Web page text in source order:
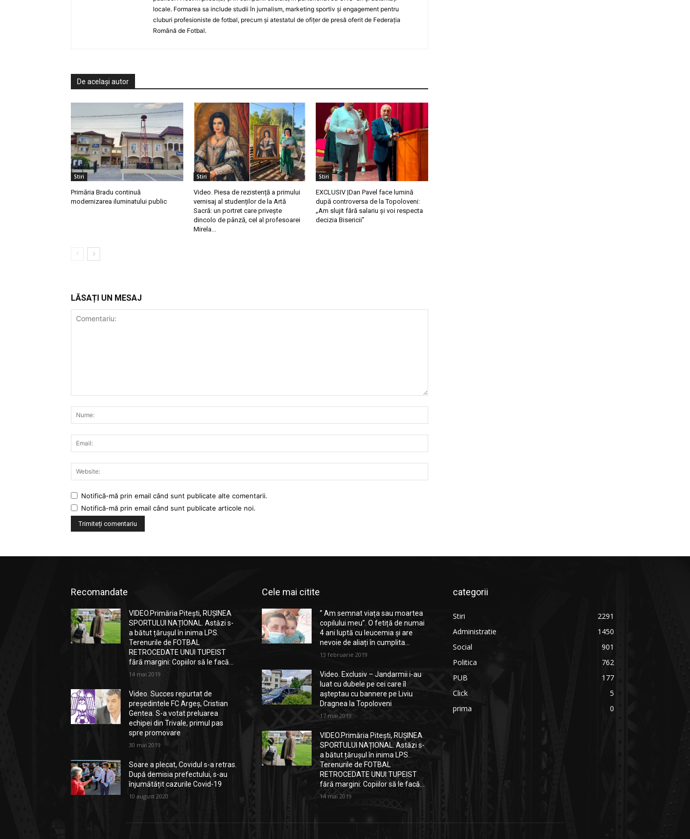
locale. Formarea sa include studii în jurnalism, marketing sportiv și engagement pentru
cluburi profesioniste de fotbal, precum și atestatul de ofițer de presă oferit de Federația
Română de Fotbal.
De același autor
Stiri
Primăria Bradu continuă
modernizarea iluminatului public
Stiri
Video. Piesa de rezistență a primului
vernisaj al studenților de la Artă
Sacră: un portret care privește
dincolo de pânză, cel al profesoarei
Mirela...
Stiri
EXCLUSIV |Dan Pavel face lumină
după controversa de la Topoloveni:
„Am slujit fără salariu și voi respecta
decizia Bisericii”
LĂSAȚI UN MESAJ
Notifică-mă prin email când sunt publicate alte comentarii.
Notifică-mă prin email când sunt publicate articole noi.
Recomandate
VIDEO.Primăria Pitești, RUȘINEA
SPORTULUI NAȚIONAL. Astăzi s-
a bătut țărușul în inima LPS.
Terenurile de FOTBAL
RETROCEDATE UNUI TUPEIST
fără margini: Copiilor să le facă...
14 mai 2019
Video. Succes repurtat de
președintele FC Argeș, Cristian
Gentea. S-a votat preluarea
echipei din Trivale, primul pas
spre promovare
30 mai 2019
Soare a plecat, Covidul s-a retras.
După demisia prefectului, s-au
înjumătățit cazurile Covid-19
10 august 2020
Cele mai citite
” Am semnat viața sau moartea
copilului meu”. O fetiță de numai
4 ani luptă cu leucemia și are
nevoie de aliați în cumplita...
13 februarie 2019
Video. Exclusiv – Jandarmii i-au
luat cu dubele pe cei care îl
așteptau cu bannere pe Liviu
Dragnea la Topoloveni
17 mai 2019
VIDEO.Primăria Pitești, RUȘINEA
SPORTULUI NAȚIONAL. Astăzi s-
a bătut țărușul în inima LPS.
Terenurile de FOTBAL
RETROCEDATE UNUI TUPEIST
fără margini: Copiilor să le facă...
14 mai 2019
categorii
Stiri
2291
Administratie
1450
Social
901
Politica
762
PUB
177
Click
5
prima
0